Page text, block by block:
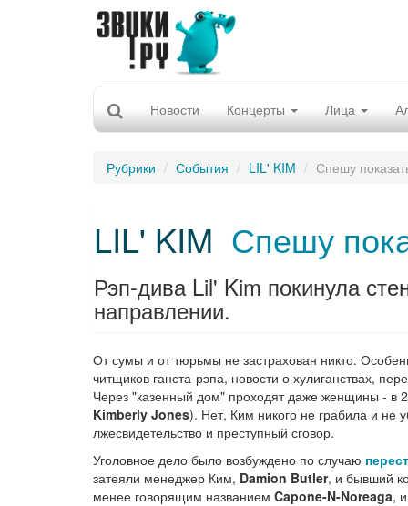
Новости Концерты Лица
Рубрики События LIL' KIM Спешу
LIL' KIM Спешу
Рэп-дива Lil' Kim покинула
направлении.
От сумы и от тюрьмы не застрахован никто.
читщиков ганста-рэпа, новости о хулиганствах,
Через "казенный дом" проходят даже женщины - в
Kimberly Jones). Нет, Ким никого не грабила и не
лжесвидетельство и преступный сговор.
Уголовное дело было возбуждено по случаю
затеяли менеджер Ким, Damion Butler, и бывший
менее говорящим названием Capone-N-Noreaga,